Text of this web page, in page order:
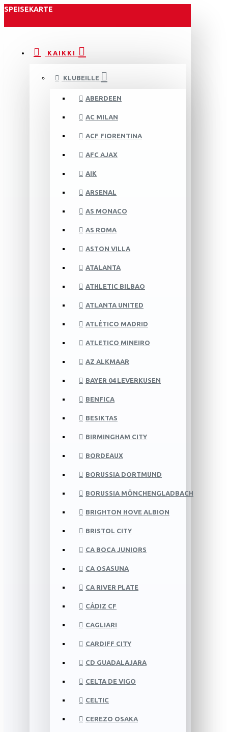
SPEISEKARTE
KAIKKI
KLUBEILLE
ABERDEEN
AC MILAN
ACF FIORENTINA
AFC AJAX
AIK
ARSENAL
AS MONACO
AS ROMA
ASTON VILLA
ATALANTA
ATHLETIC BILBAO
ATLANTA UNITED
ATLÉTICO MADRID
ATLETICO MINEIRO
AZ ALKMAAR
BAYER 04 LEVERKUSEN
BENFICA
BESIKTAS
BIRMINGHAM CITY
BORDEAUX
BORUSSIA DORTMUND
BORUSSIA MÖNCHENGLADBACH
BRIGHTON HOVE ALBION
BRISTOL CITY
CA BOCA JUNIORS
CA OSASUNA
CA RIVER PLATE
CÁDIZ CF
CAGLIARI
CARDIFF CITY
CD GUADALAJARA
CELTA DE VIGO
CELTIC
CEREZO OSAKA